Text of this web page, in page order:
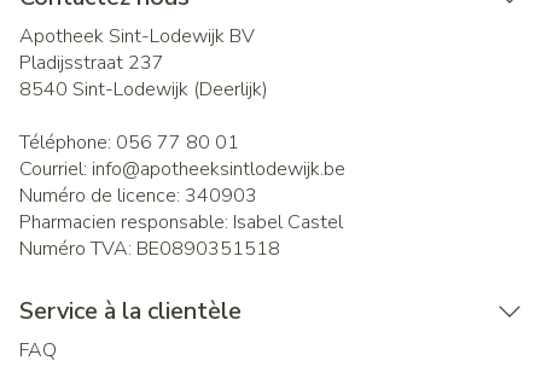
Apotheek Sint-Lodewijk BV
Pladijsstraat 237
8540 Sint-Lodewijk (Deerlijk)
Téléphone: 056 77 80 01
Courriel: info@apotheeksintlodewijk.be
Numéro de licence: 340903
Pharmacien responsable: Isabel Castel
Numéro TVA: BE0890351518
Service à la clientèle
FAQ